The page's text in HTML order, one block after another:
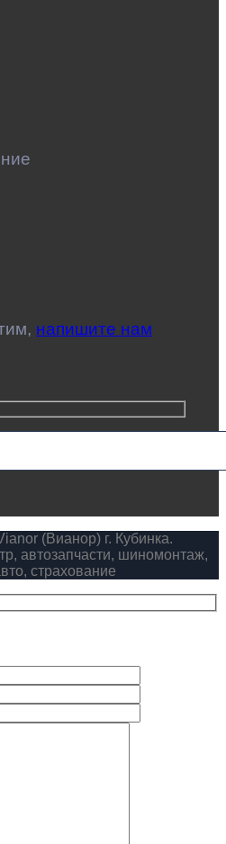
напишите нам
(Вианор) г. Кубинка.
автозапчасти, шиномонтаж,
страхование